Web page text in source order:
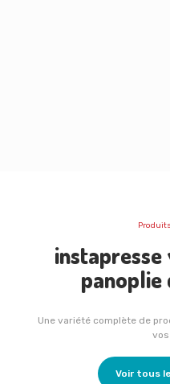
panoplie
Une variété complète de
Voir tous